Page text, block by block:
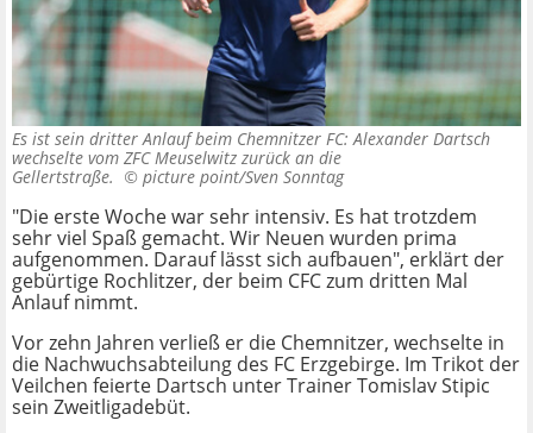
Es ist sein dritter Anlauf beim Chemnitzer FC: Alexander Dartsch
wechselte vom ZFC Meuselwitz zurück an die
Gellertstraße. © picture point/Sven Sonntag
"Die erste Woche war sehr intensiv. Es hat trotzdem
sehr viel Spaß gemacht. Wir Neuen wurden prima
aufgenommen. Darauf lässt sich aufbauen", erklärt der
gebürtige Rochlitzer, der beim CFC zum dritten Mal
Anlauf nimmt.
Vor zehn Jahren verließ er die Chemnitzer, wechselte in
die Nachwuchsabteilung des FC Erzgebirge. Im Trikot der
Veilchen feierte Dartsch unter Trainer Tomislav Stipic
sein Zweitligadebüt.